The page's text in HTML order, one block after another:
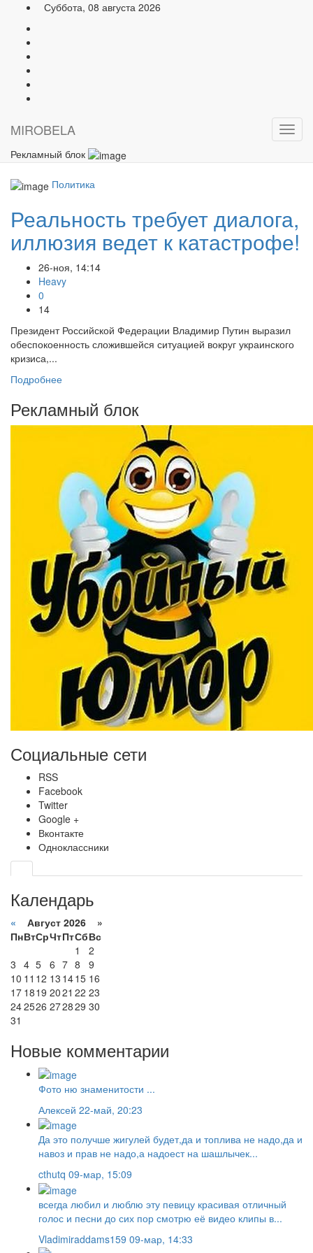
Суббота, 08 августа 2026
меню
MIROBELA
Рекламный блок
Политика
Реальность требует диалога,
иллюзия ведет к катастрофе!
26-ноя, 14:14
Heavy
0
14
Президент Российской Федерации Владимир Путин выразил
обеспокоенность сложившейся ситуацией вокруг украинского
кризиса,...
Подробнее
Рекламный блок
Социальные сети
RSS
Facebook
Twitter
Google +
Вконтакте
Одноклассники
Календарь
« Август 2026 »
ПнВтСрЧтПтСбВс
1
2
3 4 5 6 7 8
9
10 11 12 13 1415 16
17 1819 2021 22 23
242526 272829 30
31
Новые комментарии
Фото ню знаменитости ...
Алексей 22-май, 20:23
Да это получше жигулей будет,да и топлива не надо,да и
навоз и прав не надо,а надоест на шашлычек...
cthutq 09-мар, 15:09
всегда любил и люблю эту певицу красивая отличный
голос и песни до сих пор смотрю её видео клипы в...
Vladimiraddams159 09-мар, 14:33